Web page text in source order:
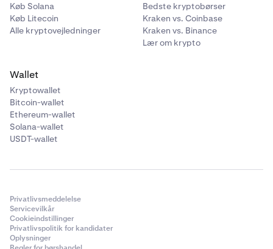
Køb Solana
Køb Litecoin
Alle kryptovejledninger
Bedste kryptobørser
Kraken vs. Coinbase
Kraken vs. Binance
Lær om krypto
Wallet
Kryptowallet
Bitcoin-wallet
Ethereum-wallet
Solana-wallet
USDT-wallet
Privatlivsmeddelelse
Servicevilkår
Cookieindstillinger
Privatlivspolitik for kandidater
Oplysninger